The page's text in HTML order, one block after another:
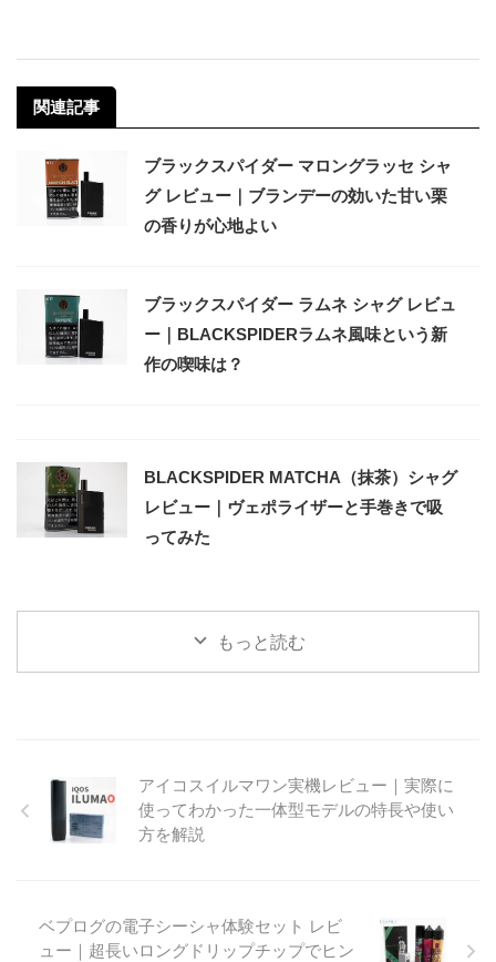
関連記事
ブラックスパイダー マロングラッセ シャ
グ レビュー｜ブランデーの効いた甘い栗
の香りが心地よい
ブラックスパイダー ラムネ シャグ レビュ
ー｜BLACKSPIDERラムネ風味という新
作の喫味は？
BLACKSPIDER MATCHA（抹茶）シャグ
レビュー｜ヴェポライザーと手巻きで吸
ってみた
もっと読む
アイコスイルマワン実機レビュー｜実際に
使ってわかった一体型モデルの特長や使い
方を解説
ベプログの電子シーシャ体験セット レビ
ュー｜超長いロングドリップチップでヒン